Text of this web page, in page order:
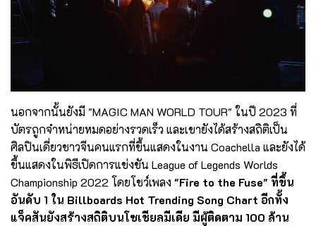
นอกจากนั้นยังมี "MAGIC MAN WORLD TOUR" ในปี 2023 ที่
บัตรถูกจำหน่ายหมดอย่างรวดเร็ว และเขายังได้สร้างสถิติเป็น
ศิลปินเดี่ยวชาวจีนคนแรกที่ขึ้นแสดงในงาน Coachella และยังได้
ขึ้นแสดงในพิธีเปิดการแข่งขัน League of Legends Worlds
Championship 2022 โดยโชว์เพลง"Fire to the Fuse" ที่ขึ้น
อันดับ 1 ใน Billboards Hot Trending Song Chart อีกทั้ง
แจ็คสันยังสร้างสถิติบนโซเชียลมีเดีย มีผู้ติดตาม 100 ล้าน